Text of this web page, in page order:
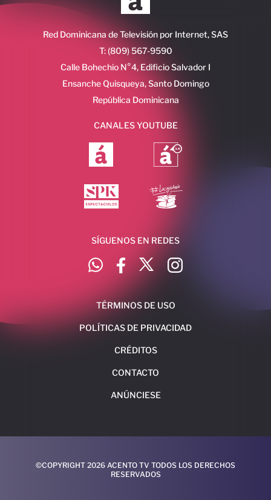
Red Dominicana de Televisión por Internet, SAS
T: (809) 567-9590
Calle Bohechio N°4, Edificio Salvador I
Ensanche Quisqueya, Santo Domingo
República Dominicana
CANALES YOUTUBE
SÍGUENOS EN REDES
TÉRMINOS DE USO
POLÍTICAS DE PRIVACIDAD
CRÉDITOS
CONTACTO
ANÚNCIESE
©COPYRIGHT 2026 ACENTO TV TODOS LOS DERECHOS
RESERVADOS